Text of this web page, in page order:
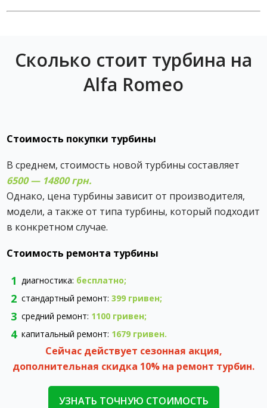
Сколько стоит турбина на
Alfa Romeo
Стоимость покупки турбины
В среднем, стоимость новой турбины составляет ‎
6500 — 14800 грн.
Однако, цена турбины зависит от производителя,
модели, а также от типа турбины, который подходит
в конкретном случае.
Стоимость ремонта турбины
диагностика: бесплатно;
стандартный ремонт:399 гривен;
средний ремонт: 1100 гривен;
капитальный ремонт: 1679 гривен.
Сейчас действует сезонная акция,
дополнительная скидка 10% на ремонт турбин.
УЗНАТЬ ТОЧНУЮ СТОИМОСТЬ